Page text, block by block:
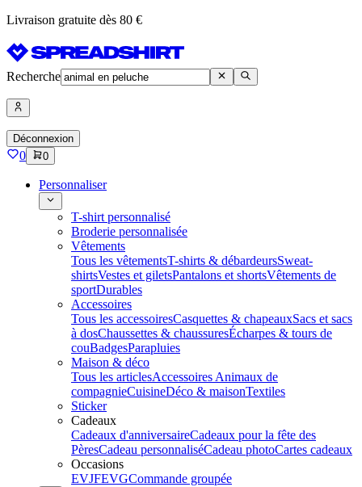
Livraison gratuite dès 80 €
Recherche
Déconnexion
0 0
Personnaliser
T-shirt personnalisé
Broderie personnalisée
Vêtements
Tous les vêtementsT-shirts & débardeursSweat-
shirtsVestes et giletsPantalons et shortsVêtements de
sportDurables
Accessoires
Tous les accessoiresCasquettes & chapeauxSacs et sacs
à dosChaussettes & chaussuresÉcharpes & tours de
couBadgesParapluies
Maison & déco
Tous les articlesAccessoires Animaux de
compagnieCuisineDéco & maisonTextiles
Sticker
Cadeaux
Cadeaux d'anniversaireCadeaux pour la fête des
PèresCadeau personnaliséCadeau photoCartes cadeaux
Occasions
EVJFEVGCommande groupée